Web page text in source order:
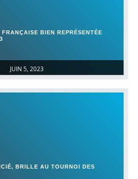
JUIN 5, 2023
BIEN REPRÉSENTÉE
BRILLE AU TOURNOI DES